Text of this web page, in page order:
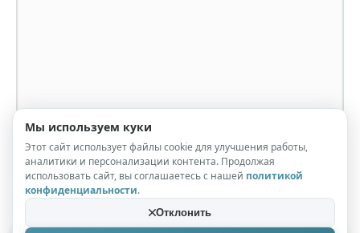
Мы используем куки
Этот сайт использует файлы cookie для улучшения работы,
аналитики и персонализации контента. Продолжая
использовать сайт, вы соглашаетесь с нашей политикой
конфиденциальности.
Отклонить